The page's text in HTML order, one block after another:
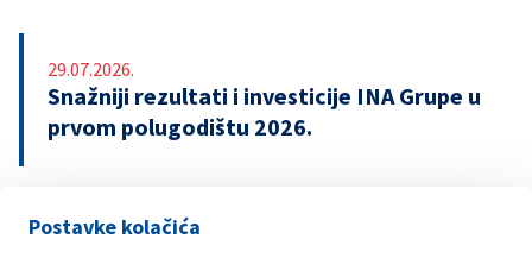
Postavke kolačića
29.07.2026.
Snažniji rezultati i investicije INA Grupe u
prvom polugodištu 2026.
21.07.2026.